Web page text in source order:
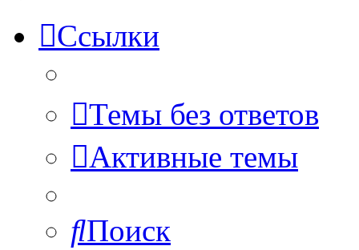
Ссылки
Темы без ответов
Активные темы
Поиск